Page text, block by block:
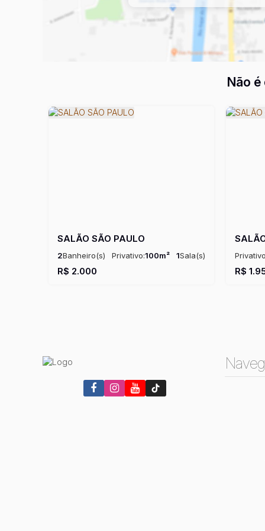
Não
SALÃO SÃO PAULO
R$ 2.000
2Banheiro(s) Privativo:100m² 1Sala(s)
Útil: 100m² R$